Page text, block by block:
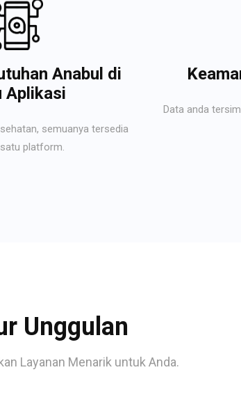
Anabul di
Aplikasi
semuanya tersedia
platform.
Data anda
Unggulan
Layanan Menarik untuk Anda.